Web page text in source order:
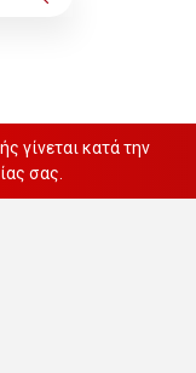
γίνεται κατά την
σας.